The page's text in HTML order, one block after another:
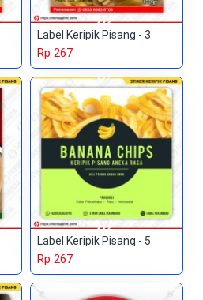
Label Keripik Pisang - 3
Rp 267
Label Keripik Pisang - 5
Rp 267